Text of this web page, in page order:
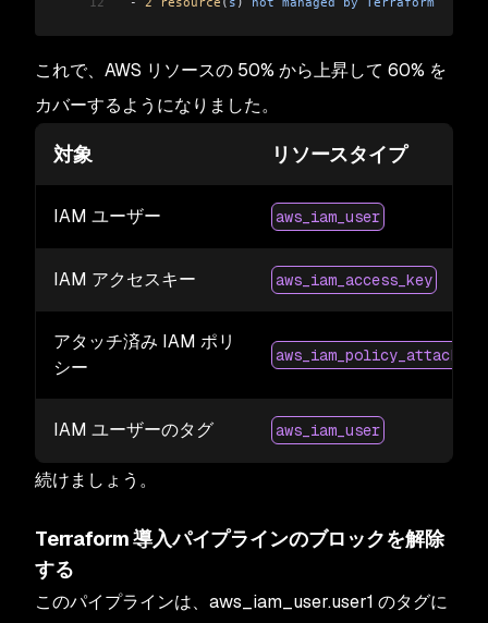
これで、AWS リソースの 50% から上昇して 60% を
カバーするようになりました。
対象 リソースタイプ
IAM ユーザー aws_iam_user
IAM アクセスキー aws_iam_access_key
アタッチ済み IAM ポリ
シー
IAM ユーザーのタグ aws_iam_user
続けましょう。
Terraform 導入パイプラインのブロックを解除
する
このパイプラインは、aws_iam_user.user1 のタグに